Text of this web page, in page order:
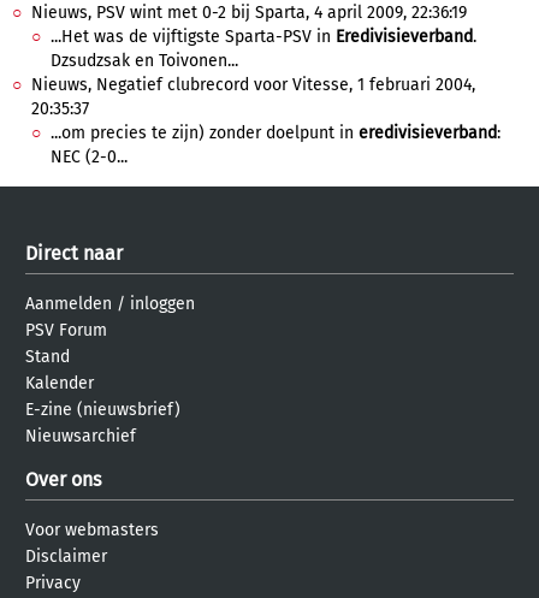
Nieuws, PSV wint met 0-2 bij Sparta, 4 april 2009, 22:36:19
...Het was de vijftigste Sparta-PSV in Eredivisieverband.
Dzsudzsak en Toivonen...
Nieuws, Negatief clubrecord voor Vitesse, 1 februari 2004,
20:35:37
...om precies te zijn) zonder doelpunt in eredivisieverband:
NEC (2-0...
Direct naar
Aanmelden / inloggen
PSV Forum
Stand
Kalender
E-zine (nieuwsbrief)
Nieuwsarchief
Over ons
Voor webmasters
Disclaimer
Privacy